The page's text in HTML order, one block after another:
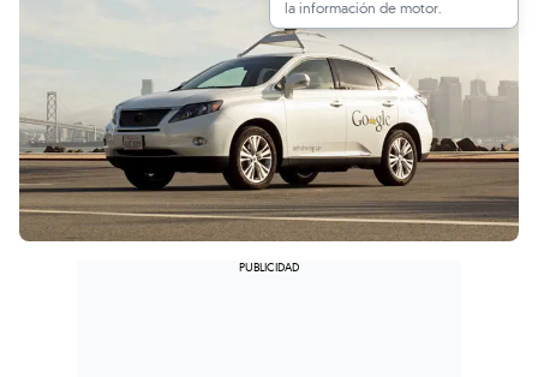
la información de motor.